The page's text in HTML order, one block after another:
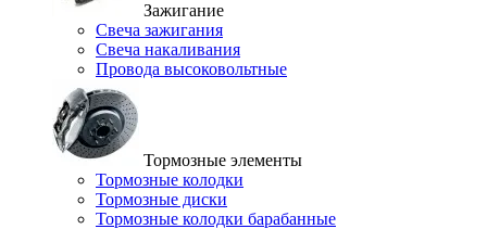
Зажигание
Свеча зажигания
Свеча накаливания
Провода высоковольтные
Тормозные элементы
Тормозные колодки
Тормозные диски
Тормозные колодки барабанные